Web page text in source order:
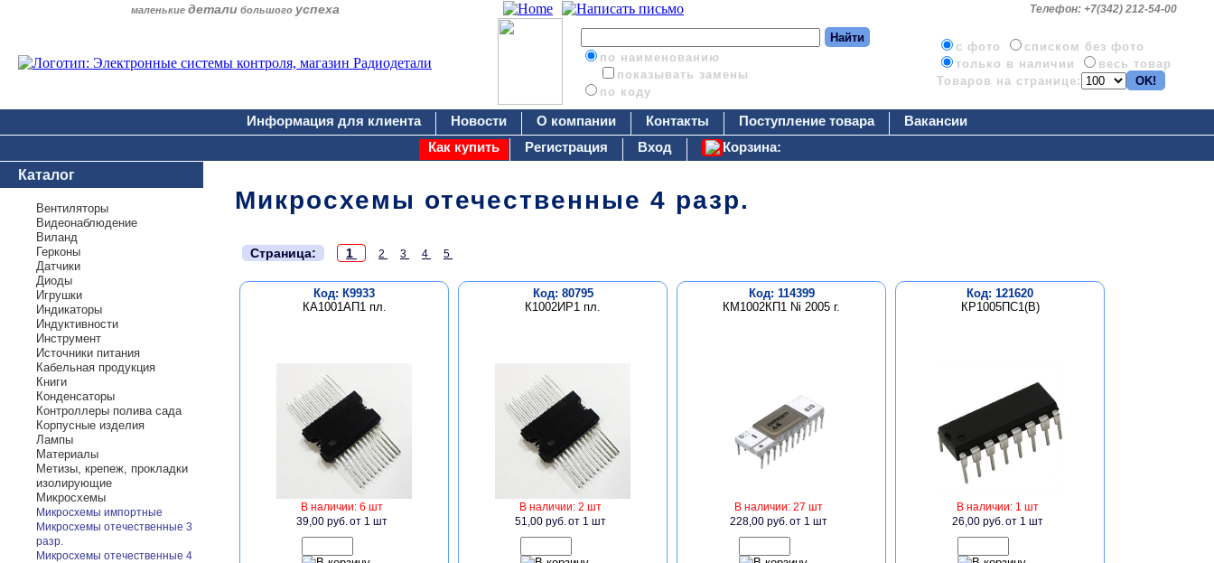
маленькие детали большого успеха Телефон: +7(342) 212-54-00
по наименованию
показывать замены
по коду
c фото
списком без фото
только в наличии
весь товар
Товаров на странице:
Информация для клиента Новости О компании Контакты Поступление товара
Вакансии
Как купить
Регистрация Вход
Корзина:
Каталог
Вентиляторы
Видеонаблюдение
Виланд
Герконы
Датчики
Диоды
Игрушки
Индикаторы
Индуктивности
Инструмент
Источники питания
Кабельная продукция
Книги
Конденсаторы
Контроллеры полива сада
Корпусные изделия
Лампы
Материалы
Метизы, крепеж, прокладки
изолирующие
Микросхемы
Микросхемы импортные
Микросхемы отечественные 3
разр.
Микросхемы отечественные 4
Микросхемы отечественные 4 разр.
Страница:
1 2 3 4 5
Код: К9933
КА1001АП1 пл.
В наличии: 6 шт
39,00 руб.от 1 шт
Код: 80795
К1002ИР1 пл.
В наличии: 2 шт
51,00 руб.от 1 шт
Код: 114399
КМ1002КП1 Ni 2005 г.
В наличии: 27 шт
228,00 руб.от 1 шт
Код: 121620
КР1005ПС1(В)
В наличии: 1 шт
26,00 руб.от 1 шт